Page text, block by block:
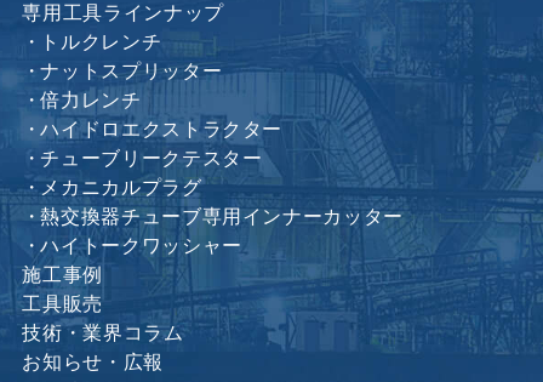
専用工具ラインナップ
トルクレンチ
ナットスプリッター
倍力レンチ
ハイドロエクストラクター
チューブリークテスター
メカニカルプラグ
熱交換器チューブ専用インナーカッター
ハイトークワッシャー
施工事例
工具販売
技術・業界コラム
お知らせ・広報